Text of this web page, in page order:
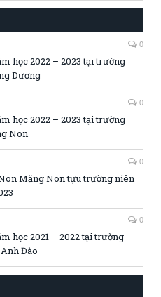
0
học 2022 – 2023 tại trường
Dương
0
học 2022 – 2023 tại trường
Non
0
Măng Non tựu trường niên
0
học 2021 – 2022 tại trường
Đào